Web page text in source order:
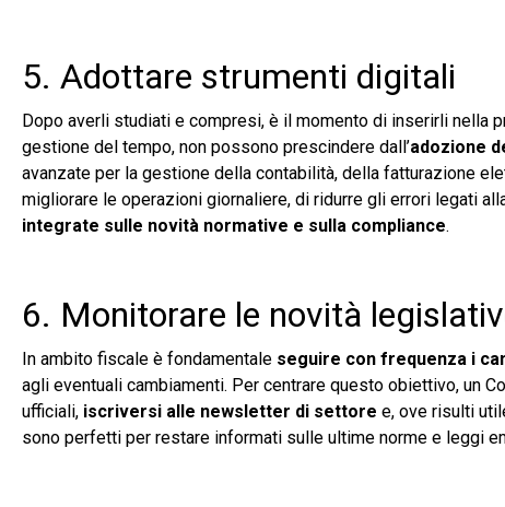
5. Adottare strumenti digitali
Dopo averli studiati e compresi, è il momento di inserirli nella
gestione del tempo, non possono prescindere dall’adozione
avanzate per la gestione della contabilità, della fatturazione
migliorare le operazioni giornaliere, di ridurre gli errori legati
integrate sulle novità normative e sulla compliance.
6. Monitorare le novità
In ambito fiscale è fondamentale seguire con frequenza i
agli eventuali cambiamenti. Per centrare questo obiettivo, un
ufficiali, iscriversi alle newsletter di settore e, ove risulti
sono perfetti per restare informati sulle ultime norme e leggi